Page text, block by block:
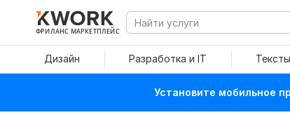
ФРИЛАНС МАРКЕТПЛЕЙС
Дизайн Разработка и IT
Установите мобильное